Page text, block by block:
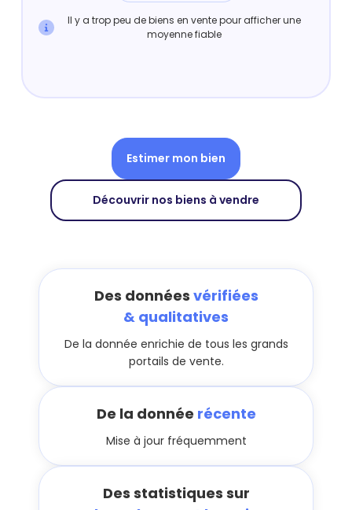
Il y a trop peu de biens en vente pour afficher une
moyenne fiable
Estimer mon bien
Découvrir nos biens à vendre
Des données vérifiées
& qualitatives
De la donnée enrichie de tous les grands
portails de vente.
De la donnée récente
Mise à jour fréquemment
Des statistiques sur